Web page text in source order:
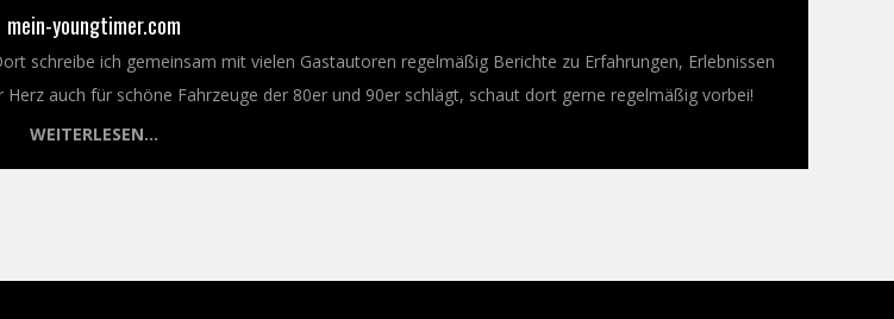
mein-youngtimer.com
schreibe ich gemeinsam mit vielen Gastautoren regelmäßig Berichte zu Erfahrungen, Erlebnissen
auch für schöne Fahrzeuge der 80er und 90er schlägt, schaut dort gerne regelmäßig vorbei!
WEITERLESEN...